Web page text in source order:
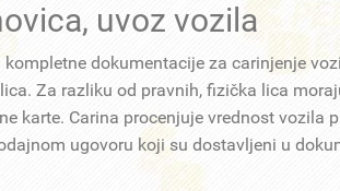
uvoz vozila
dokumentacije za carinjenje
Za razliku od pravnih, fizička lica
karte. Carina procenjuje vrednost vozila
ugovoru koji su dostavljeni u